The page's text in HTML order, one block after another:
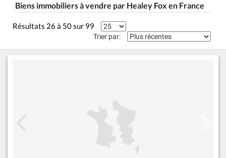
Biens immobiliers à vendre par Healey Fox en France
Résultats 26 à 50 sur 99
Trier par: